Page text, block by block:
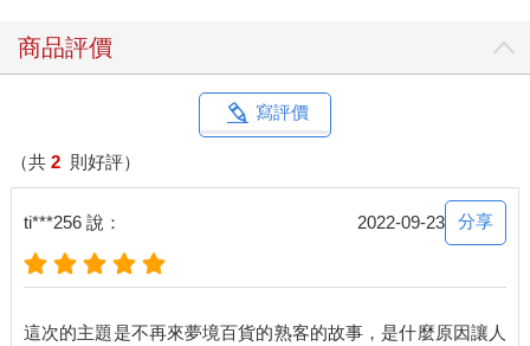
商品評價
寫評價
（共 2 則好評）
ti***256 說： 2022-09-23 分享
這次的主題是不再來夢境百貨的熟客的故事，是什麼原因讓人